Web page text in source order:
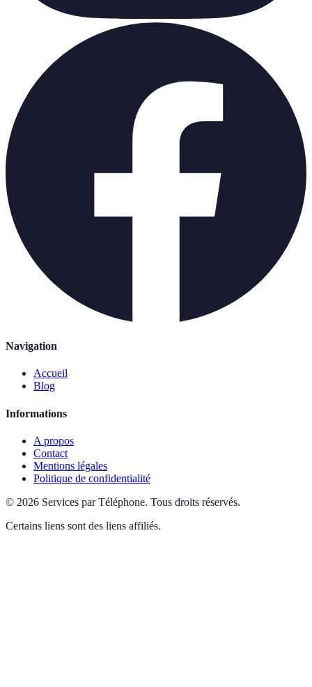
Navigation
Accueil
Blog
Informations
A propos
Contact
Mentions légales
Politique de confidentialité
© 2026 Services par Téléphone. Tous droits réservés.
Certains liens sont des liens affiliés.